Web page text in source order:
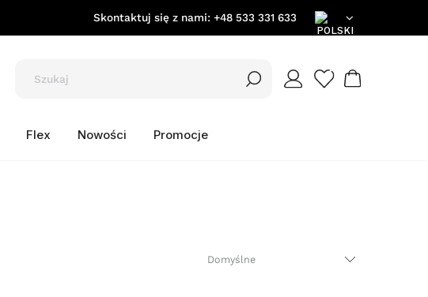
EN
PL
Skontaktuj się z nami: +48 533 331 633
Flex Nowości Promocje